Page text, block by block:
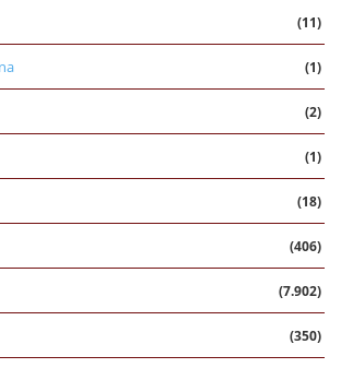
(11)
(1)
(2)
(1)
(18)
(406)
(7.902)
(350)